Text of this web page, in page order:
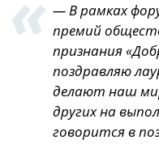
— В рамках
премий
признания
поздравляю
делают наш
других на
говорится в